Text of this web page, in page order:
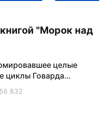
"Морок над
целые
циклы Говарда
56 832